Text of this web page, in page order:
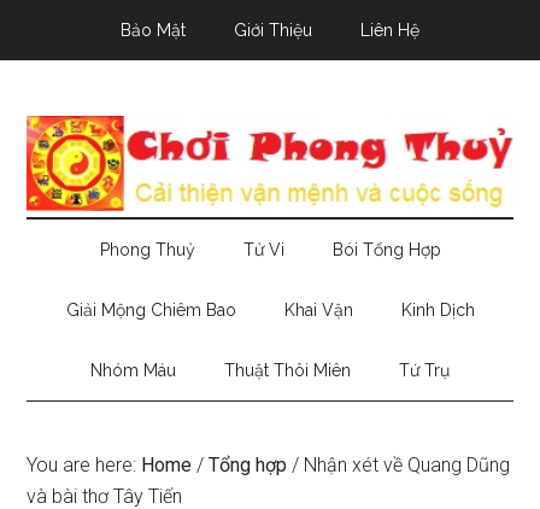
Bảo Mật Giới Thiệu Liên Hệ
Phong Thuỷ Tử Vi Bói Tổng Hợp
Giải Mộng Chiêm Bao Khai Vận Kinh Dịch
Nhóm Máu Thuật Thôi Miên Tứ Trụ
You are here: Home / Tổng hợp / Nhận xét về Quang Dũng
và bài thơ Tây Tiến